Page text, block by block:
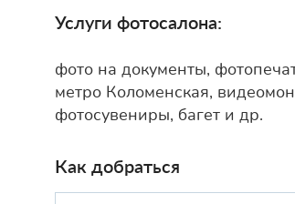
Услуги фотосалона:
фото на документы,
метро Коломенская,
фотосувениры, багет и др.
Как добраться